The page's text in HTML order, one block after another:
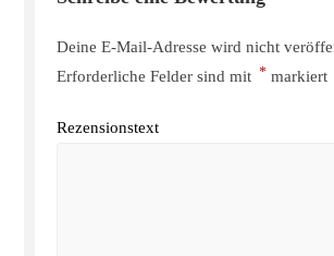
Deine E-Mail-Adresse wird nicht
Erforderliche Felder sind mit * markiert
Rezensionstext